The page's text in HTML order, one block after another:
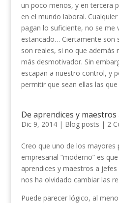
un poco menos, y en tercera
en el mundo laboral.
pagan lo suficiente, no se me
estancado… Ciertamente son
son reales, si no que además
más desmotivador. Sin
escapan a nuestro control, y
permitir que sean ellas las
De aprendices y
Dic 9, 2014| Blog posts | 2
Creo que uno de los mayores
empresarial “moderno” es
aprendices y maestros a
nos ha olvidado cambiar las
Puede parecer lógico, al